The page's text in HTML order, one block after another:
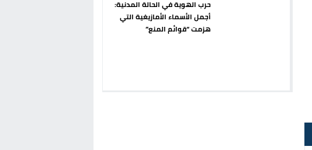
حرب الهوية في الحالة المدنية:
أجمل الأسماء الأمازيغية التي
هزمت “قوائم المنع”